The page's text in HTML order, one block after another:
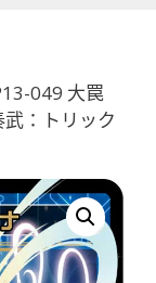
049 大罠
：トリック